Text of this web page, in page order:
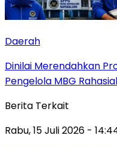
Daerah
Dinilai Merendahkan
Pengelola MBG
Berita Terkait
Rabu, 15 Juli 2026 -